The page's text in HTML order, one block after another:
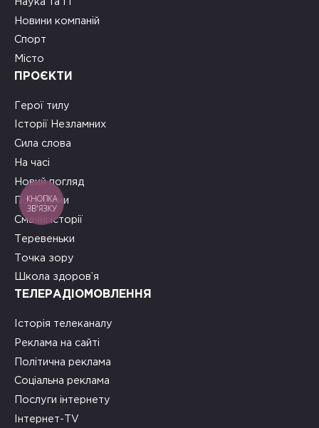
Новини компаній
Спорт
Місто
ПРОЄКТИ
Герої тилу
Історії Незламних
Сила слова
На часі
Новий погляд
Подружки
Смачні історії
Теревеньки
Точка зору
Школа здоров’я
ТЕЛЕРАДІОМОВЛЕННЯ
Історія телеканалу
Реклама на сайті
Політична реклама
Соціальна реклама
Послуги інтернету
Інтернет-TV
КНОПКА
ЗВ'ЯЗКУ